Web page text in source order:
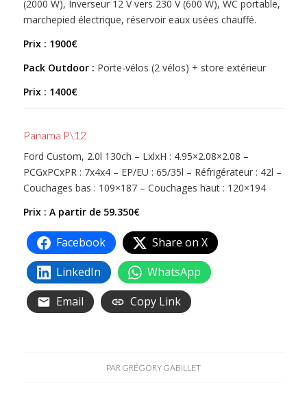
(2000 W), Inverseur 12 V vers 230 V (600 W), WC portable,
marchepied électrique, réservoir eaux usées chauffé.
Prix : 1900€
Pack Outdoor : Porte-vélos (2 vélos) + store extérieur
Prix : 1400€
Panama P\12
Ford Custom, 2.0l 130ch – LxlxH : 4.95×2.08×2.08 –
PCGxPCxPR : 7x4x4 – EP/EU : 65/35l – Réfrigérateur : 42l –
Couchages bas : 109×187 – Couchages haut : 120×194
Prix : A partir de 59.350€
Facebook
Share on X
LinkedIn
WhatsApp
Email
Copy Link
PAR GRÉGORY GABILLET